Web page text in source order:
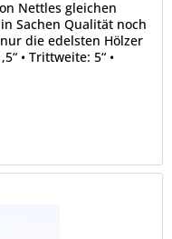
Nettles gleichen
Sachen Qualität noch
die edelsten Hölzer
• Trittweite: 5“ •